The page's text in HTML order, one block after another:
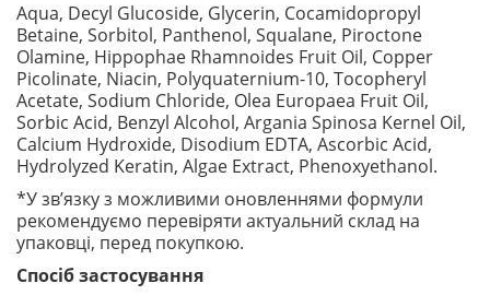
Aqua, Decyl Glucoside, Glycerin, Cocamidopropyl
Betaine, Sorbitol, Panthenol, Squalane, Piroctone
Olamine, Hippophae Rhamnoides Fruit Oil, Copper
Picolinate, Niacin, Polyquaternium-10, Tocopheryl
Acetate, Sodium Chloride, Olea Europaea Fruit Oil,
Sorbic Acid, Benzyl Alcohol, Argania Spinosa Kernel Oil,
Calcium Hydroxide, Disodium EDTA, Ascorbic Acid,
Hydrolyzed Keratin, Algae Extract, Phenoxyethanol.
*У зв’язку з можливими оновленнями формули
рекомендуємо перевіряти актуальний склад на
упаковці, перед покупкою.
Спосіб застосування